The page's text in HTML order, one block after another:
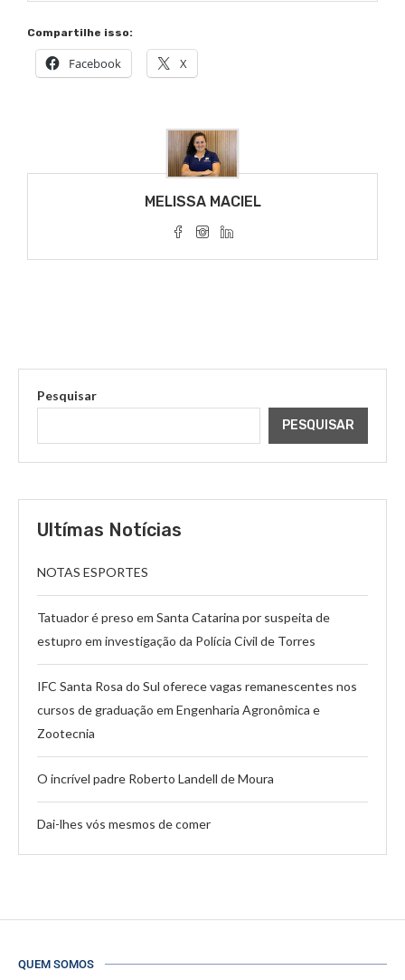
Compartilhe isso:
Facebook X
MELISSA MACIEL
Pesquisar
PESQUISAR
Ultímas Notícias
NOTAS ESPORTES
Tatuador é preso em Santa Catarina por suspeita de
estupro em investigação da Polícia Civil de Torres
IFC Santa Rosa do Sul oferece vagas remanescentes nos
cursos de graduação em Engenharia Agronômica e
Zootecnia
O incrível padre Roberto Landell de Moura
Dai-lhes vós mesmos de comer
QUEM SOMOS